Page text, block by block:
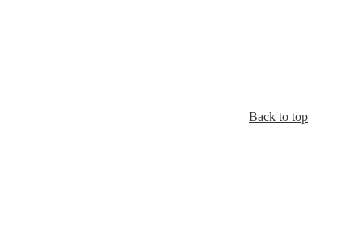
Back to top